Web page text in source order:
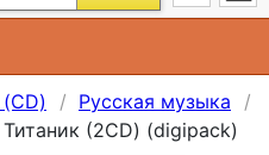
Русская музыка
(2CD) (digipack)